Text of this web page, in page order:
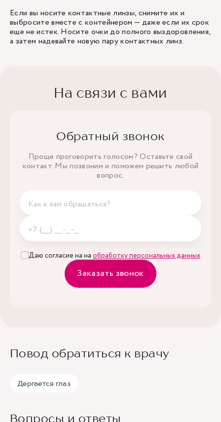
Если вы носите контактные линзы, снимите их и
выбросите вместе с контейнером — даже если их срок
еще не истек. Носите очки до полного выздоровления,
а затем надевайте новую пару контактных линз.
На связи с вами
Обратный звонок
Проще проговорить голосом? Оставьте свой
контакт. Мы позвоним и поможем решить любой
вопрос.
Даю согласие на на обработку персональных данных
Заказать звонок
Повод обратиться к врачу
Дергается глаз
Вопросы и ответы